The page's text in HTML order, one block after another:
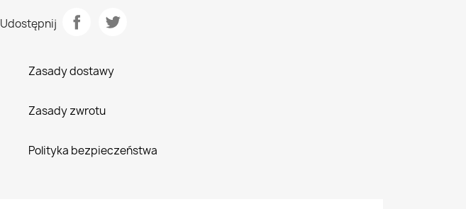
Udostępnij
Zasady dostawy
Zasady zwrotu
Polityka bezpieczeństwa